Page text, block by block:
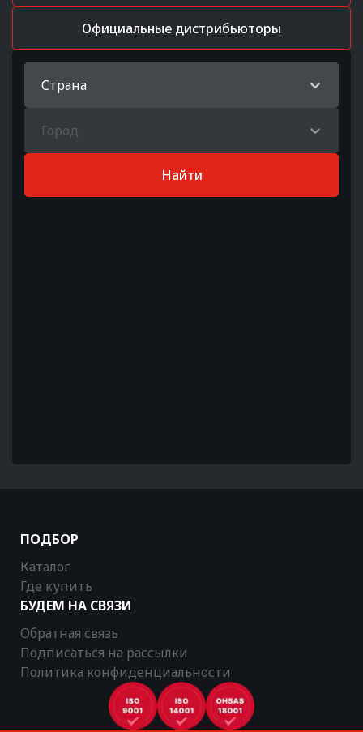
Официальные дистрибьюторы
Страна
Город
Найти
ПОДБОР
Каталог
Где купить
БУДЕМ НА СВЯЗИ
Обратная связь
Подписаться на рассылки
Политика конфиденциальности